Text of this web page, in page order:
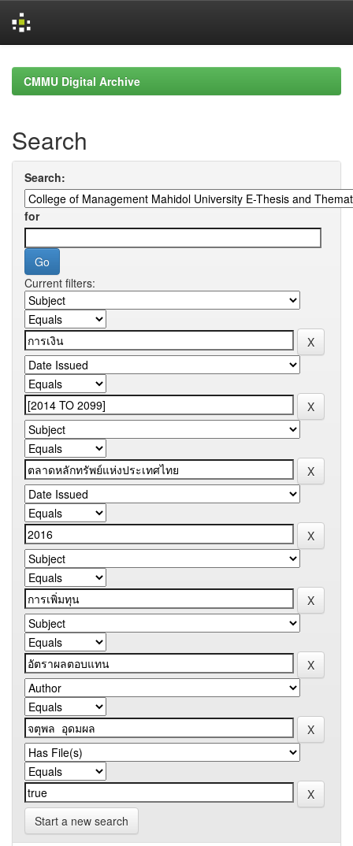
navigationCMMU Digital Archive
Search
Search:
for
Current filters:
Start a new search